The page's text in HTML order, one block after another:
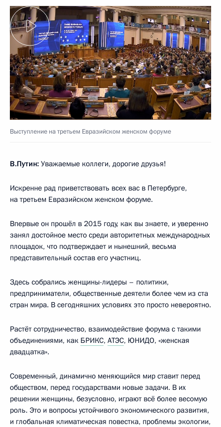
Выступление на третьем Евразийском женском форуме
В.Путин: Уважаемые коллеги, дорогие друзья!
Искренне рад приветствовать всех вас в Петербурге,
на третьем Евразийском женском форуме.
Впервые он прошёл в 2015 году, как вы знаете, и уверенно
занял достойное место среди авторитетных международных
площадок, что подтверждает и нынешний, весьма
представительный состав его участниц.
Здесь собрались женщины-лидеры – политики,
предприниматели, общественные деятели более чем из ста
стран мира. В сегодняшних условиях это просто невероятно.
Растёт сотрудничество, взаимодействие форума с такими
объединениями, как БРИКС, АТЭС, ЮНИДО, «женская
двадцатка».
Современный, динамично меняющийся мир ставит перед
обществом, перед государствами новые задачи. В их
решении женщины, безусловно, играют всё более весомую
роль. Это и вопросы устойчивого экономического развития,
и глобальная климатическая повестка, проблемы экологии,